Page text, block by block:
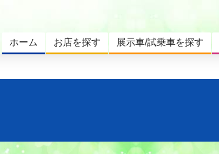
ホーム お店を探す 展示車/試乗車を探す